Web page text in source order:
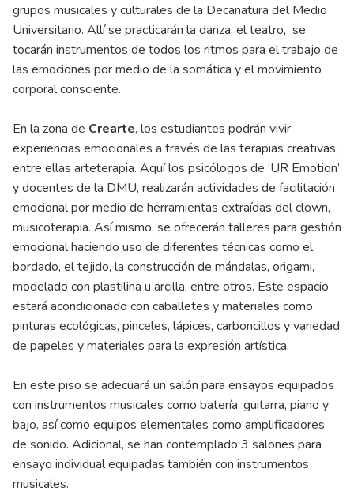
grupos musicales y culturales de la Decanatura del Medio
Universitario. Allí se practicarán la danza, el teatro, se
tocarán instrumentos de todos los ritmos para el trabajo de
las emociones por medio de la somática y el movimiento
corporal consciente.
En la zona de Crearte, los estudiantes podrán vivir
experiencias emocionales a través de las terapias creativas,
entre ellas arteterapia. Aquí los psicólogos de ‘UR Emotion’
y docentes de la DMU, realizarán actividades de facilitación
emocional por medio de herramientas extraídas del clown,
musicoterapia. Así mismo, se ofrecerán talleres para gestión
emocional haciendo uso de diferentes técnicas como el
bordado, el tejido, la construcción de mándalas, origami,
modelado con plastilina u arcilla, entre otros. Este espacio
estará acondicionado con caballetes y materiales como
pinturas ecológicas, pinceles, lápices, carboncillos y variedad
de papeles y materiales para la expresión artística.
En este piso se adecuará un salón para ensayos equipados
con instrumentos musicales como batería, guitarra, piano y
bajo, así como equipos elementales como amplificadores
de sonido. Adicional, se han contemplado 3 salones para
ensayo individual equipadas también con instrumentos
musicales.